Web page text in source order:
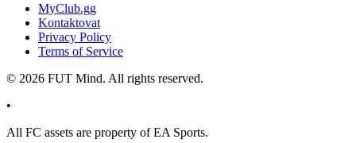
MyClub.gg
Kontaktovat
Privacy Policy
Terms of Service
© 2026 FUT Mind. All rights reserved.
•
All FC assets are property of EA Sports.